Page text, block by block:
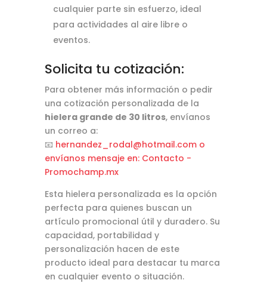
cualquier parte sin esfuerzo, ideal
para actividades al aire libre o
eventos.
Solicita tu cotización:
Para obtener más información o pedir
una cotización personalizada de la
hielera grande de 30 litros, envíanos
un correo a:
📧 hernandez_rodal@hotmail.como
envíanos mensaje en: Contacto -
Promochamp.mx
Esta hielera personalizada es la opción
perfecta para quienes buscan un
artículo promocional útil y duradero. Su
capacidad, portabilidad y
personalización hacen de este
producto ideal para destacar tu marca
en cualquier evento o situación.